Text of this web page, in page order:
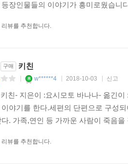
가스 레인지며 녹슨 부엌칼에서 문
사랑하고 있다. 남자였던 과거도,
것 …… 아아, 미카케를 내 집에 들인
등장인물들의 이야기가 흥미로웠습니
리뷰를 추천합니다.
구매 키친
w******4 2018-10-03 신고
친- 지은이 :요시모토 바나나- 옮긴
이야기를 한다.세편의 단편으로 구성
다. 가족,연인 등 가까운 사람이 죽음
리뷰를 추천합니다.